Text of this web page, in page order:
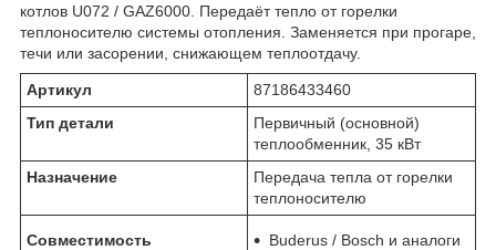
котлов U072 / GAZ6000. Передаёт тепло от горелки
теплоносителю системы отопления. Заменяется при прогаре,
течи или засорении, снижающем теплоотдачу.
Артикул
87186433460
Тип детали
Первичный (основной)
теплообменник, 35 кВт
Назначение
Передача тепла от горелки
теплоносителю
Совместимость
Buderus / Bosch и аналоги